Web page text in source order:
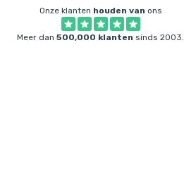
Onze klanten houden van ons
Meer dan500,000 klanten sinds 2003.